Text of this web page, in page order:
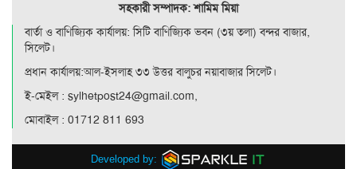
সহকারী সম্পাদক: শামিম মিয়া
বার্তা ও বাণিজ্যিক কার্যালয়: সিটি বাণিজ‍্যিক ভবন (৩য় তলা) বন্দর বাজার,
সিলেট।
প্রধান কার্যালয়:আল-ইসলাহ ৩৩ উত্তর বালুচর নয়াবাজার সিলেট।
ই-মেইল : sylhetpost24@gmail.com,
মোবাইল : 01712 811 693
Developed by: